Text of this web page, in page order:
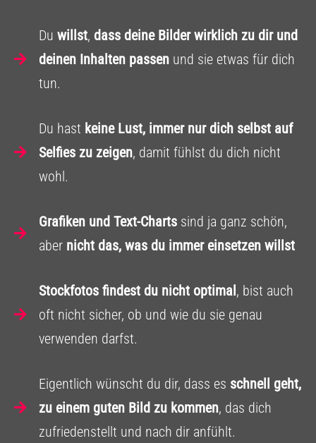
Du willst, dass deine Bilder wirklich zu dir und
deinen Inhalten passen und sie etwas für dich
tun.
Du hast keine Lust, immer nur dich selbst auf
Selfies zu zeigen, damit fühlst du dich nicht
wohl.
Grafiken und Text-Charts sind ja ganz schön,
aber nicht das, was du immer einsetzen willst
Stockfotos findest du nicht optimal, bist auch
oft nicht sicher, ob und wie du sie genau
verwenden darfst.
Eigentlich wünscht du dir, dass es schnell geht,
zu einem guten Bild zu kommen, das dich
zufriedenstellt und nach dir anfühlt.